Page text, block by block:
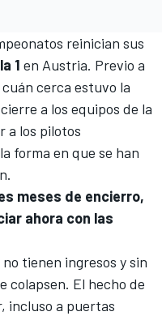
reinician sus
1 en Austria. Previo a
cerca estuvo la
a los equipos de la
a los pilotos
forma en que se han
meses de encierro,
ahora con las
tienen ingresos y sin
colapsen. El hecho de
incluso a puertas